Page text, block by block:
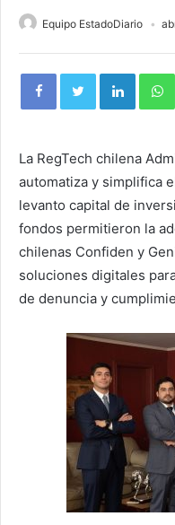
Equipo EstadoDiario
La RegTech chilena
automatiza y simplifica
levanto capital de
fondos permitieron la
chilenas Confiden y
soluciones digitales
de denuncia y